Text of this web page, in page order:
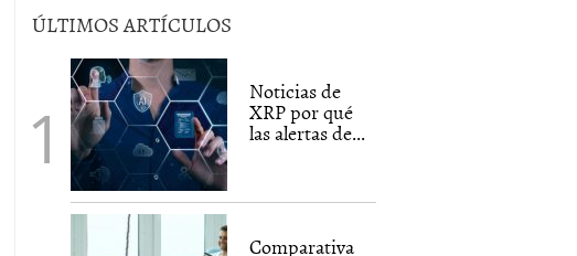
ÚLTIMOS ARTÍCULOS
Noticias de
XRP por qué
las alertas de...
Comparativa